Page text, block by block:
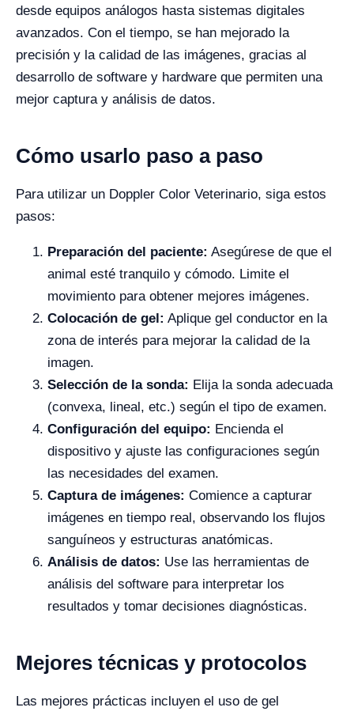
desde equipos análogos hasta sistemas digitales
avanzados. Con el tiempo, se han mejorado la
precisión y la calidad de las imágenes, gracias al
desarrollo de software y hardware que permiten una
mejor captura y análisis de datos.
Cómo usarlo paso a paso
Para utilizar un Doppler Color Veterinario, siga estos
pasos:
Preparación del paciente: Asegúrese de que el
animal esté tranquilo y cómodo. Limite el
movimiento para obtener mejores imágenes.
Colocación de gel: Aplique gel conductor en la
zona de interés para mejorar la calidad de la
imagen.
Selección de la sonda: Elija la sonda adecuada
(convexa, lineal, etc.) según el tipo de examen.
Configuración del equipo: Encienda el
dispositivo y ajuste las configuraciones según
las necesidades del examen.
Captura de imágenes: Comience a capturar
imágenes en tiempo real, observando los flujos
sanguíneos y estructuras anatómicas.
Análisis de datos: Use las herramientas de
análisis del software para interpretar los
resultados y tomar decisiones diagnósticas.
Mejores técnicas y protocolos
Las mejores prácticas incluyen el uso de gel